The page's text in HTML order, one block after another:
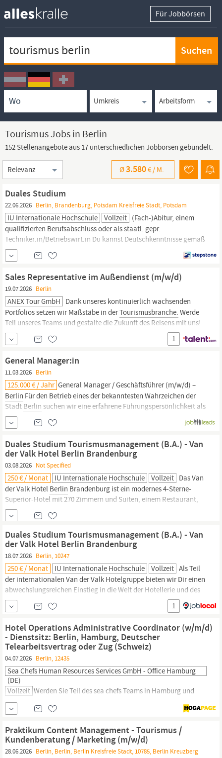
Für Jobbörsen
Ortssuche
Umkreissuche
Arbeitsform
Tourismus Jobs in Berlin
152 Stellenangebote aus 17 unterschiedlichen Jobbörsen gebündelt.
Sortierung
Ø3.580€ / M.
Duales Studium
22.06.2026 Berlin, Brandenburg, Potsdam Kreisfreie Stadt, Potsdam
IU Internationale Hochschule Vollzeit (Fach-)Abitur, einem
qualifizierten Berufsabschluss oder als staatl. gepr.
Techniker:in/Betriebswirt:in Du kannst Deutschkenntnisse gemäß
Sprachniveau B2 nachweisen und hast gute Englischkenntnisse
Du passt zu uns, wenn Du in Potsdam oder in den westlichen
Tourismus,
Hotellerie und...
Sales Representative im Außendienst (m/w/d)
19.07.2026 Berlin
ANEX Tour GmbH Dank unseres kontinuierlich wachsenden
Portfolios setzen wir Maßstäbe in derTourismusbranche. Werde
Teil unseres Teams und gestalte die Zukunft des Reisens mit uns!
Zur Verstärkung unseres Teams suchen wir zum nächstmöglichen
Zeitpunkt eine n Sales Representative im Außendienst (m/w/d)
1
General Manager:in
11.03.2026 Berlin
125.000 € / Jahr General Manager / Geschäftsführer (m/w/d) –
Berlin Für den Betrieb eines der bekanntesten Wahrzeichen der
Stadt Berlin suchen wir eine erfahrene Führungspersönlichkeit als
General Manager (m/w/d). Sie übernehmen die
Gesamtverantwortung für Strategie, Operations und P&L eines
Duales Studium Tourismusmanagement (B.A.) - Van
der Valk Hotel Berlin Brandenburg
03.08.2026 Not Specified
250 € / Monat IU Internationale Hochschule Vollzeit Das Van
der Valk Hotel Berlin Brandenburg ist ein modernes 4-Sterne-
Superior-Hotel mit 270 Zimmern und Suiten, einem Restaurant,
Veranstaltungsräumen für bis zu 1.500 Personen sowie einem
Wellness- und Fitnessbereich. Als Teil der internationalen Van der
Valk Hotelgruppe bieten wir Dir einen abwechslungsreichen
Einstieg in die Welt der Hotellerie und desTourismus.
Duales Studium Tourismusmanagement (B.A.) - Van
der Valk Hotel Berlin Brandenburg
18.07.2026 Berlin, 10247
250 € / Monat IU Internationale Hochschule Vollzeit Als Teil
der internationalen Van der Valk Hotelgruppe bieten wir Dir einen
abwechslungsreichen Einstieg in die Welt der Hotellerie und des
Tourismus.
Werde auch Du Teil unseres Teams und starte bei uns
zum 1. Oktober 2026 Das erwartet Dich: Du lernst alle
Rezeption und im
1
Hotel Operations Administrative Coordinator (w/m/d)
- Dienstsitz: Berlin, Hamburg, Deutscher
Telearbeitsvertrag oder Zug (Schweiz)
04.07.2026 Berlin, 12435
Sea Chefs Human Resources Services GmbH - Office Hamburg
(DE)
Vollzeit Werden Sie Teil des sea chefs Teams in Hamburg und
bewerben Sie sich um einen Job als Hotel Operations
Administrative Coordinator (w/m/d) - Dienstsitz:
Charterer: sea chefs Office Department: sea chefs Office
Department: OfficeBerlin(DE) sea chefs ist ein international
Praktikum Content Management - Tourismus /
Kundenberatung / Marketing (m/w/d)
28.06.2026 Berlin, Berlin, Berlin Kreisfreie Stadt, 10785, Berlin Kreuzberg